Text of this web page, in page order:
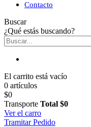
Contacto
Buscar
¿Qué estás buscando?
El carrito está vacío
0 artículos
$0
Transporte Total $0
Ver el carro
Tramitar Pedido